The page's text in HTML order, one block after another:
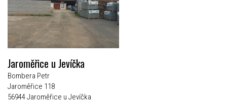
Jaroměřice u Jevíčka
Bombera Petr
Jaroměřice 118
56944 Jaroměřice u Jevíčka